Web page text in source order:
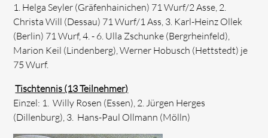
1. Helga Seyler (Gräfenhainichen) 71 Wurf/2 Asse, 2.
Christa Will (Dessau) 71 Wurf/1 Ass, 3. Karl-Heinz Ollek
(Berlin) 71 Wurf, 4. - 6. Ulla Zschunke (Bergrheinfeld),
Marion Keil (Lindenberg), Werner Hobusch (Hettstedt) je
75 Wurf.
Tischtennis (13 Teilnehmer)
Einzel: 1. Willy Rosen (Essen), 2. Jürgen Herges
(Dillenburg), 3. Hans-Paul Ollmann (Mölln)